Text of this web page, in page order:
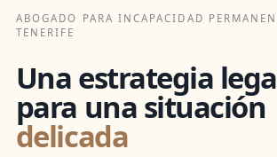
ABOGADO PARA INCAPACIDAD
TENERIFE
Una estrategia
para una situación
delicada